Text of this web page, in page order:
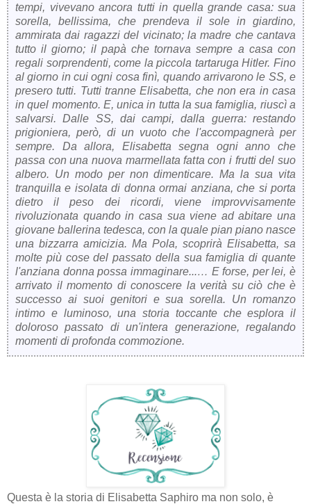
tempi, vivevano ancora tutti in quella grande casa: sua
sorella, bellissima, che prendeva il sole in giardino,
ammirata dai ragazzi del vicinato; la madre che cantava
tutto il giorno; il papà che tornava sempre a casa con
regali sorprendenti, come la piccola tartaruga Hitler. Fino
al giorno in cui ogni cosa finì, quando arrivarono le SS, e
presero tutti. Tutti tranne Elisabetta, che non era in casa
in quel momento. E, unica in tutta la sua famiglia, riuscì a
salvarsi. Dalle SS, dai campi, dalla guerra: restando
prigioniera, però, di un vuoto che l'accompagnerà per
sempre. Da allora, Elisabetta segna ogni anno che
passa con una nuova marmellata fatta con i frutti del suo
albero. Un modo per non dimenticare. Ma la sua vita
tranquilla e isolata di donna ormai anziana, che si porta
dietro il peso dei ricordi, viene improvvisamente
rivoluzionata quando in casa sua viene ad abitare una
giovane ballerina tedesca, con la quale pian piano nasce
una bizzarra amicizia. Ma Pola, scoprirà Elisabetta, sa
molte più cose del passato della sua famiglia di quante
l'anziana donna possa immaginare...… E forse, per lei, è
arrivato il momento di conoscere la verità su ciò che è
successo ai suoi genitori e sua sorella. Un romanzo
intimo e luminoso, una storia toccante che esplora il
doloroso passato di un'intera generazione, regalando
momenti di profonda commozione.
Questa è la storia di Elisabetta Saphiro ma non solo, è